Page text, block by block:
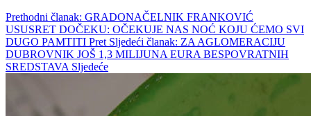
Prethodni članak: GRADONAČELNIK FRANKOVIĆ
USUSRET DOČEKU: OČEKUJE NAS NOĆ KOJU ĆEMO SVI
DUGO PAMTITI Pret Sljedeći članak: ZA AGLOMERACIJU
DUBROVNIK JOŠ 1,3 MILIJUNA EURA BESPOVRATNIH
SREDSTAVA Sljedeće